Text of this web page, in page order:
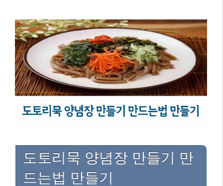
도토리묵 양념장 만들기 만
드는법 만들기